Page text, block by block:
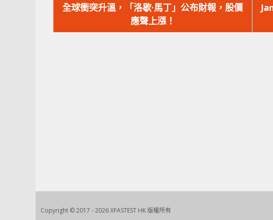
一
篇
文
全球衝突升溫，「洛歇·馬丁」公布財報，股價
應聲上漲！
Copyright © 2017 - 2026 XFASTEST HK 版權所有